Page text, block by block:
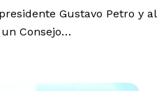
Gustavo Petro y al
Consejo…